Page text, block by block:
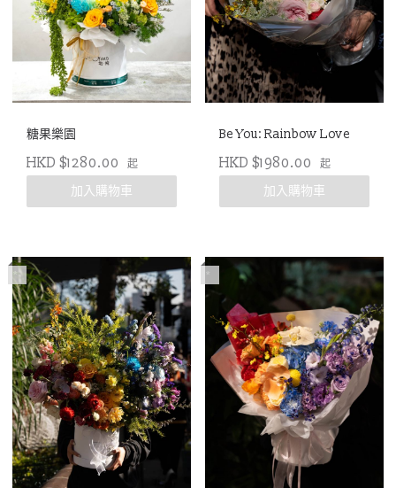
糖果樂園
HKD $1280.00 起
加入購物車
Be You: Rainbow Love
HKD $1980.00 起
加入購物車
*